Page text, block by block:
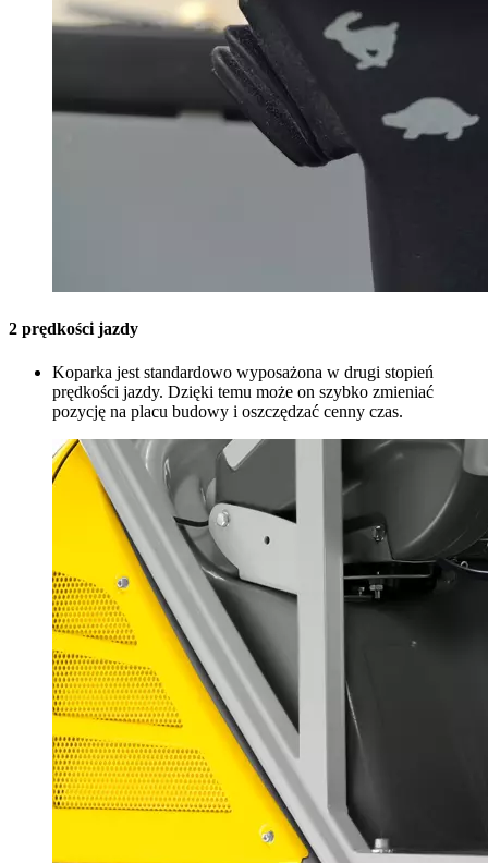
2 prędkości jazdy
Koparka jest standardowo wyposażona w drugi stopień
prędkości jazdy. Dzięki temu może on szybko zmieniać
pozycję na placu budowy i oszczędzać cenny czas.